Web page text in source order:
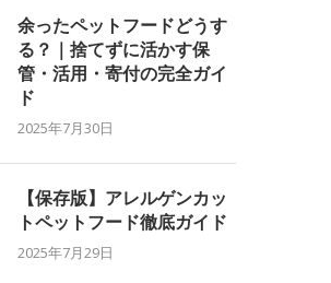
余ったペットフードどうす
る？｜捨てずに活かす保
管・活用・寄付の完全ガイ
ド
2025年7月30日
【保存版】アレルゲンカッ
トペットフード徹底ガイド
2025年7月29日